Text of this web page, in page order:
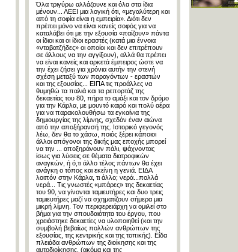
Όλα τριγύρω αλλάζουνε και όλα στα ίδια
μένουν... ΛΕΕΙ μια λογική ότι, «μεγαλύτερη και
από τη σοφία είναι η εμπειρία». Διότι δεν
πρέπει μόνο να είναι κανείς σοφός για να
καταλάβει ότι με την εξουσία «παίζουν» πάντα
οι ίδιοι και οι ίδιοι εραστές (κατά μια έννοια
«νταβατζήδες» οι οποίοι και δεν επιτρέπουν
σε άλλους να την αγγίξουν), αλλά θα πρέπει
να είναι κανείς και αρκετά έμπειρος ώστε να
την έχει ζήσει για χρόνια αυτήν την στενή
σχέση μεταξύ των παραγόντων - εραστών
και της εξουσίας... ΕΙΠΑ τις προάλλες να
θυμηθώ τα παλιά και τα ρεπορτάζ της
δεκαετίας του 80, πήρα το αμάξι και τον δρόμο
για την Κάρλα, με μουντό καιρό και πολύ αέρα
για να παρακολουθήσω τα εγκαίνια της
δημιουργίας της λίμνης, σχεδόν έναν αιώνα
από την αποξήρανσή της. Ιστορικό γεγονός
λέω, δεν θα το χάσω, ποιός ξέρει κάποιοι
άλλοι απόγονοι της δικής μας εποχής μπορεί
να την ... αποξηράνουν πάλι, ψάχνοντας
ίσως για λύσεις σε θέματα διατροφικών
αναγκών, ή ό,τι άλλο τέλος πάντων θα έχει
ανάγκη ο τόπος και εκείνη η γενιά. ΕΙΔΑ
λοιπόν στην Κάρλα, τι άλλο; νερά...πολλά
νερά... Τις γνωστές «μπάρες» της δεκαετίας
του 90, να γίνονται ταμιευτήρες και δυο τρεις
ταμιευτήρες μαζί να σχηματίζουν σήμερα μια
μικρή λίμνη. Τον περιφερειάρχη να ομιλεί στο
βήμα για την σπουδαιότητα του έργου, που
χρειάστηκε δεκαετίες να υλοποιηθεί (και την
συμβολή βεβαίως πολλών ανθρώπων της
εξουσίας, της κεντρικής και της τοπικής). Είδα
πλειάδα ανθρώπων της διοίκησης και της
αυτοδιοίκησης, (ακόμα και της